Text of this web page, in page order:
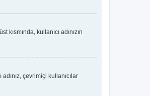
kullanıcı adınızın
çevrimiçi kullanıcılar